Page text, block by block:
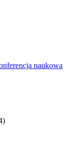
naukowa